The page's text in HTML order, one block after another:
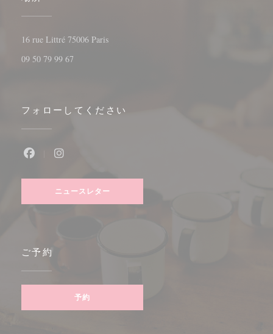
16 rue Littré 75006 Paris((新しいウィンドウで開きます))
09 50 79 99 67
フォローしてください
Facebook ((新しいウィンドウで開きます))
ニュースレター
ご予約
予約